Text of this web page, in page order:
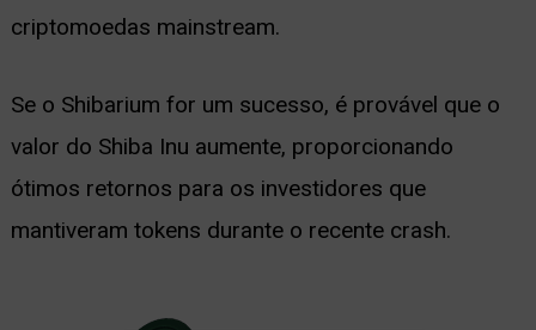
criptomoedas mainstream.
Se o Shibarium for um sucesso, é provável que o
valor do Shiba Inu aumente, proporcionando
ótimos retornos para os investidores que
mantiveram tokens durante o recente crash.